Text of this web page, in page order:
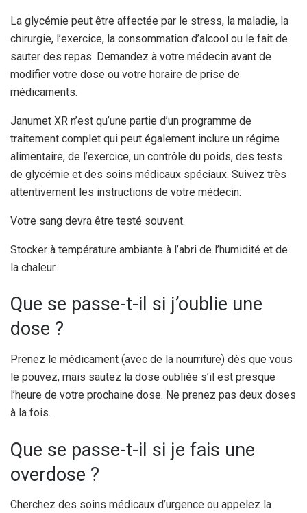
La glycémie peut être affectée par le stress, la maladie, la
chirurgie, l’exercice, la consommation d’alcool ou le fait de
sauter des repas. Demandez à votre médecin avant de
modifier votre dose ou votre horaire de prise de
médicaments.
Janumet XR n’est qu’une partie d’un programme de
traitement complet qui peut également inclure un régime
alimentaire, de l’exercice, un contrôle du poids, des tests
de glycémie et des soins médicaux spéciaux. Suivez très
attentivement les instructions de votre médecin.
Votre sang devra être testé souvent.
Stocker à température ambiante à l’abri de l’humidité et de
la chaleur.
Que se passe-t-il si j’oublie une
dose ?
Prenez le médicament (avec de la nourriture) dès que vous
le pouvez, mais sautez la dose oubliée s’il est presque
l’heure de votre prochaine dose. Ne prenez pas deux doses
à la fois.
Que se passe-t-il si je fais une
overdose ?
Cherchez des soins médicaux d’urgence ou appelez la